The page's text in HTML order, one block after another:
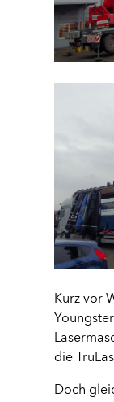
Kurz vor
die
Doch